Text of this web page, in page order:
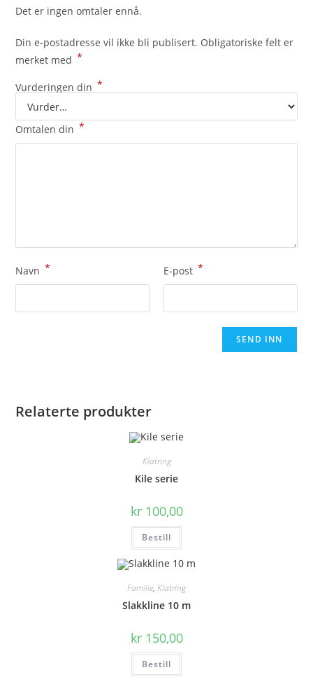
Det er ingen omtaler ennå.
Din e-postadresse vil ikke bli publisert. Obligatoriske felt er
merket med *
Vurderingen din *
Omtalen din *
Navn * E-post *
Relaterte produkter
Klatring
Kile serie
kr100,00
Bestill
Familie, Klatring
Slakkline 10 m
kr150,00
Bestill